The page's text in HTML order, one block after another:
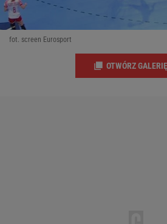
fot. screen Eurosport
OTWÓRZ GALERIĘ